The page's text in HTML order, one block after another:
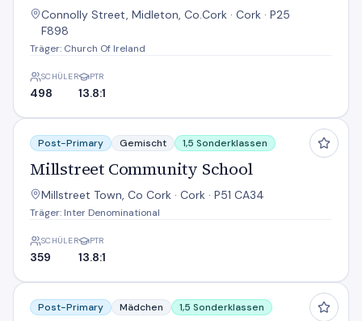
Connolly Street, Midleton, Co.Cork · Cork · P25
F898
Träger: Church Of Ireland
SCHÜLER
498
PTR
13.8:1
Millstreet Community School
Post-Primary Gemischt 1,5 Sonderklassen
Millstreet Community School
Millstreet Town, Co Cork · Cork · P51 CA34
Träger: Inter Denominational
SCHÜLER
359
PTR
13.8:1
Mount Mercy College
Post-Primary Mädchen 1,5 Sonderklassen